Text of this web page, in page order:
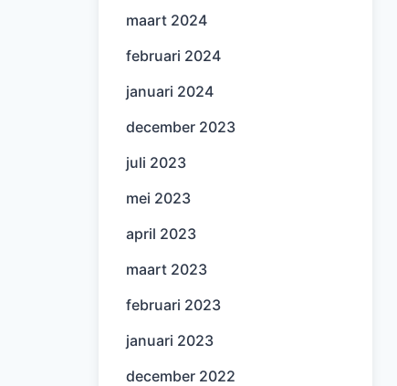
maart 2024
februari 2024
januari 2024
december 2023
juli 2023
mei 2023
april 2023
maart 2023
februari 2023
januari 2023
december 2022